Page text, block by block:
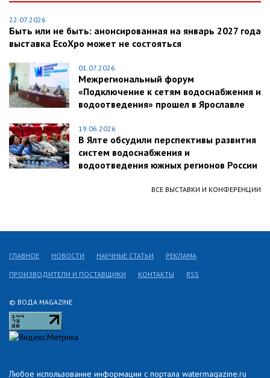
22.07.2026
Быть или не быть: анонсированная на январь 2027 года
выставка EcoXpo может не состояться
01.07.2026
Межрегиональный форум
«Подключение к сетям водоснабжения и
водоотведения» прошел в Ярославле
19.06.2026
В Ялте обсудили перспективы развития
систем водоснабжения и
водоотведения южных регионов России
ВСЕ ВЫСТАВКИ И КОНФЕРЕНЦИИ
© ВОДА MAGAZINE
Любое использование информации с портала watermagazine.ru
ГЛАВНОЕ НОВОСТИ НАУЧНЫЕ СТАТЬИ РЕКЛАМА
ПРОИЗВОДИТЕЛИ И ПОСТАВЩИКИ КОНТАКТЫ RSS